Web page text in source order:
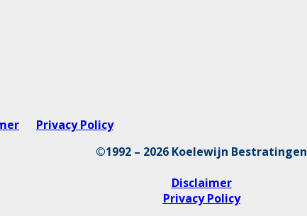
Privacy Policy
©1992 – 2026 Koelewijn Bestratingen
Disclaimer
Privacy Policy